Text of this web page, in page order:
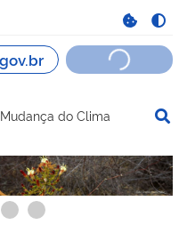
do Clima
você Serviços